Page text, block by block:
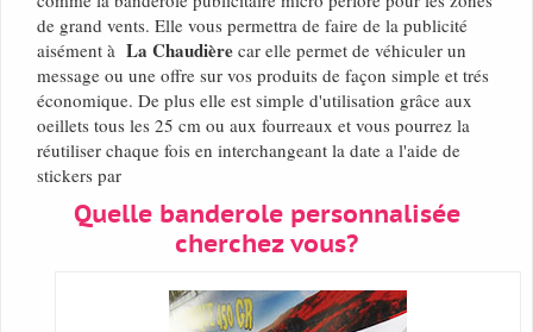
de grand vents. Elle vous permettra de faire de la publicité
aisément à La Chaudière car elle permet de véhiculer un
message ou une offre sur vos produits de façon simple et trés
économique. De plus elle est simple d'utilisation grâce aux
oeillets tous les 25 cm ou aux fourreaux et vous pourrez la
réutiliser chaque fois en interchangeant la date a l'aide de
stickers par
Quelle banderole personnalisée
cherchez vous?